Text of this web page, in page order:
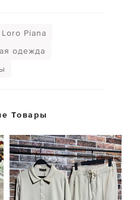
Piana
одежда
Товары